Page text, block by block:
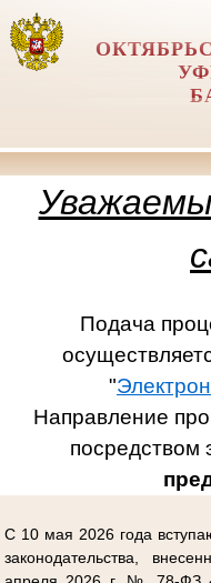
Подача
"
Направление
посредством
С 10 мая 2026 года
законодательства,